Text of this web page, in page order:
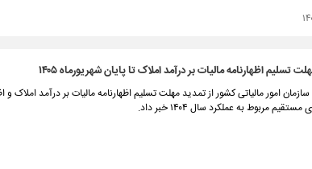
تسلیم اظهارنامه مالیات بر درآمد املاک تا پایان شهریورماه ۱۴۰۵
مربوط به عملکرد سال ۱۴۰۴ خبر داد.